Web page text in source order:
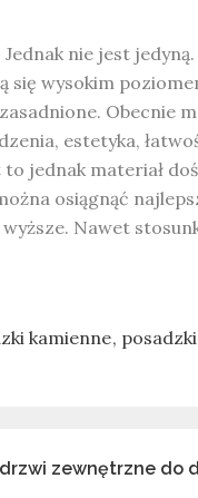
nie jest jedyną.
się wysokim
Obecnie
estetyka,
jednak materiał
osiągnąć
Nawet
kamienne
zewnętrzne do